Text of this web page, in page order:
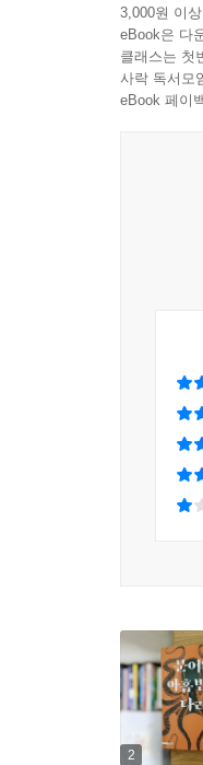
있다는 기
것”이라고
기후변화
합니다. 공
지구 생
시진핑,
기후변화
놀라운 능
마음대로
자연의 일
〈프롤로
해결할 시
3,000원 이
eBook은 다
클래스는 첫
사락 독서모
eBook 페이
2